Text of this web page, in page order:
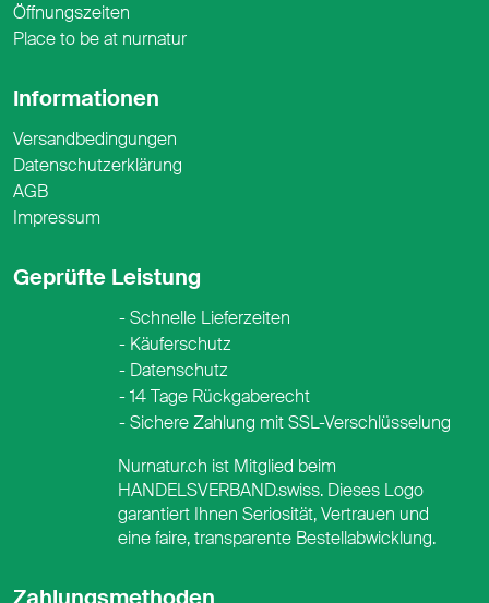
Öffnungszeiten
Place to be at nurnatur
Informationen
Versandbedingungen
Datenschutzerklärung
AGB
Impressum
Geprüfte Leistung
Schnelle Lieferzeiten
Käuferschutz
Datenschutz
14 Tage Rückgaberecht
Sichere Zahlung mit SSL-Verschlüsselung
Nurnatur.ch ist Mitglied beim
HANDELSVERBAND.swiss. Dieses Logo
garantiert Ihnen Seriosität, Vertrauen und
eine faire, transparente Bestellabwicklung.